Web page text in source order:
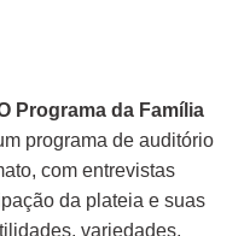
Programa da Família
programa de auditório
com entrevistas
da plateia e suas
variedades,